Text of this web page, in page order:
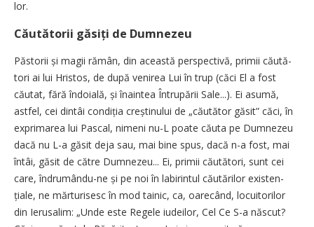
lor.
Căutătorii găsiți de Dumnezeu
Păstorii și magii rămân, din această perspectivă, primii căută­
tori ai lui Hristos, de după venirea Lui în trup (căci El a fost
căutat, fără îndoială, și înaintea Întrupării Sale...). Ei asumă,
astfel, cei dintâi condiția creștinului de „căutător găsit” căci, în
exprimarea lui Pascal, nimeni nu-L poate căuta pe Dumnezeu
dacă nu L-a găsit deja sau, mai bine spus, dacă n-a fost, mai
întâi, găsit de către Dumnezeu... Ei, primii căutători, sunt cei
care, îndrumându-ne și pe noi în labirintul căutărilor existen­
țiale, ne mărturisesc în mod tainic, ca, oarecând, locuitorilor
din Ierusalim: „Unde este Regele iudeilor, Cel Ce S-a născut?